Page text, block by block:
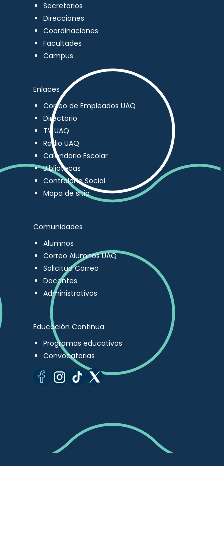
Secretarios
Direcciones
Coordinaciones
Facultades
Campus
Enlaces
Correo de Empleados UAQ
Directorio
TV UAQ
Radio UAQ
Calendario Escolar
Bibliotecas
Contraloría Social
Mapa de sitio
Comunidades
Alumnos
Correo Alumnos UAQ
Solicitud Correo
Docentes
Administrativos
Educación Continua
Programas educativos
Convocatorias